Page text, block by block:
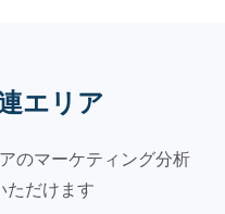
エリア
のマーケティング分析
ただけます